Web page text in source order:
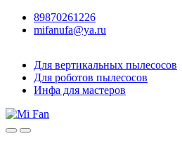
89870261226
mifanufa@ya.ru
Для вертикальных пылесосов
Для роботов пылесосов
Инфа для мастеров